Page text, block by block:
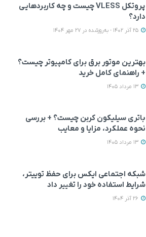
پروتکل VLESS چیست و چه کاربردهایی
دارد؟
بهترین موتور برق برای کامپیوتر چیست؟
+ راهنمای کامل خرید
باتری سیلیکون کربن چیست؟ + بررسی
نحوه عملکرد، مزایا و معایب
شبکه اجتماعی ایکس برای حفظ توییتر،
شرایط استفاده خود را تغییر داد